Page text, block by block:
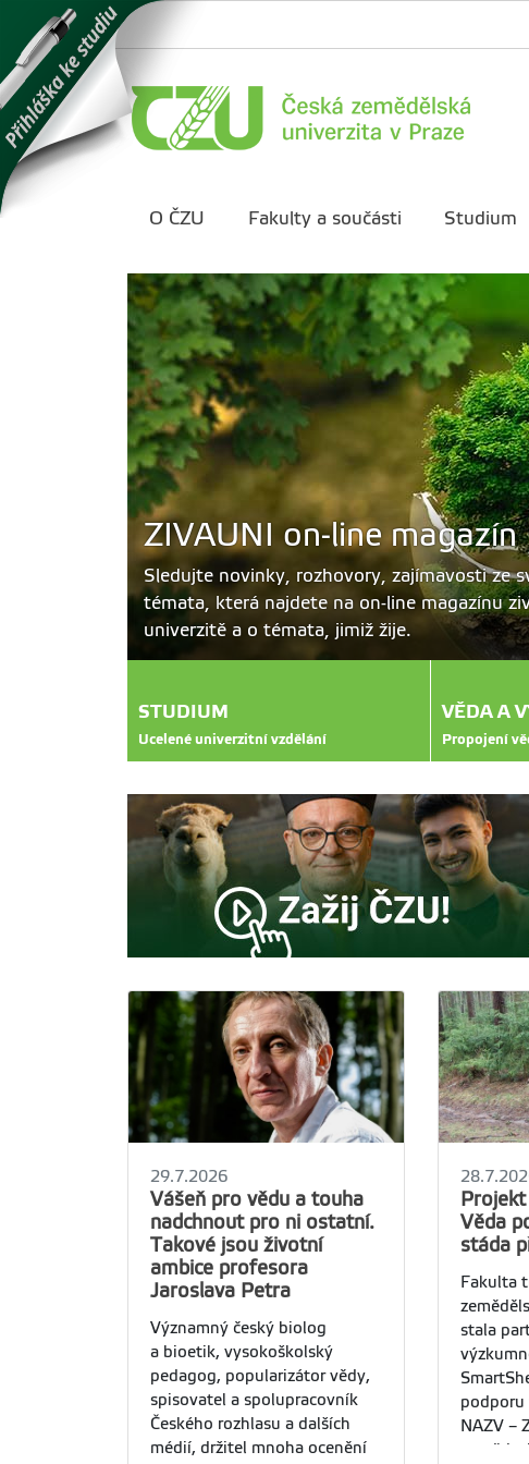
O ČZU Fakulty a součásti Studium
ZIVAUNI on-line magazín
Sledujte novinky, rozhovory, zajímavosti ze
témata, která najdete na on-line magazínu
univerzitě a o témata, jimiž žije.
STUDIUM
Ucelené univerzitní vzdělání
VĚDA A
Propojení
29.7.2026
Vášeň pro vědu a touha
nadchnout pro ni ostatní.
Takové jsou životní
ambice profesora
Jaroslava Petra
Významný český biolog
a bioetik, vysokoškolský
pedagog, popularizátor vědy,
spisovatel a spolupracovník
Českého rozhlasu a dalších
médií, držitel mnoha ocenění
Věda
stáda
Fakulta
stala
podporu
NAZV –
na